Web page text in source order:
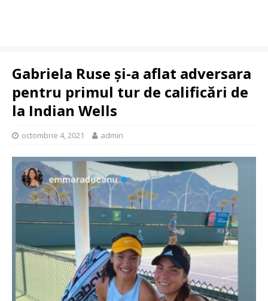
Gabriela Ruse și-a aflat adversara
pentru primul tur de calificări de
la Indian Wells
octombrie 4, 2021 admin